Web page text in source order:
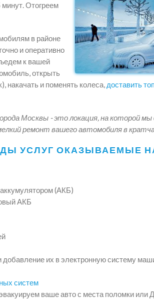
Отогреем
в районе
и оперативно
к вашей
открыть
накачать и поменять колеса, доставить
Москвы - это локация, на которой
ремонт вашего автомобиля в
УСЛУГ ОКАЗЫВАЕМЫЕ
(АКБ)
АКБ
добавление их в электронную систему
систем
ваше авто с места поломки или